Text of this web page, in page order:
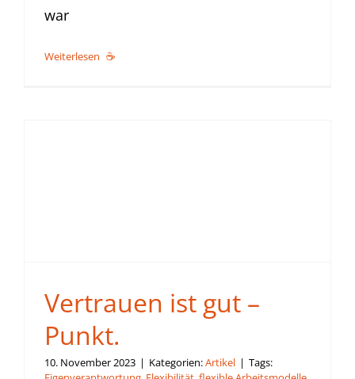
war
Weiterlesen
Vertrauen ist gut –
Punkt.
10. November 2023 | Kategorien:Artikel | Tags: